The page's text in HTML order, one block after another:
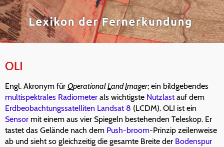
OLI
Engl. Akronym für OperationalLandImager; ein bildgebendes
multispektrales Radiometer als wichtigste Nutzlastauf dem
Erdbeobachtungssatelliten Landsat 8 (LCDM). OLI ist ein
Sensor mit einem aus vier Spiegeln bestehenden Teleskop. Er
tastet das Gelände nach dem Push-broom-Prinzip zeilenweise
ab und sieht so gleichzeitig die gesamte Breite der Bodenspur